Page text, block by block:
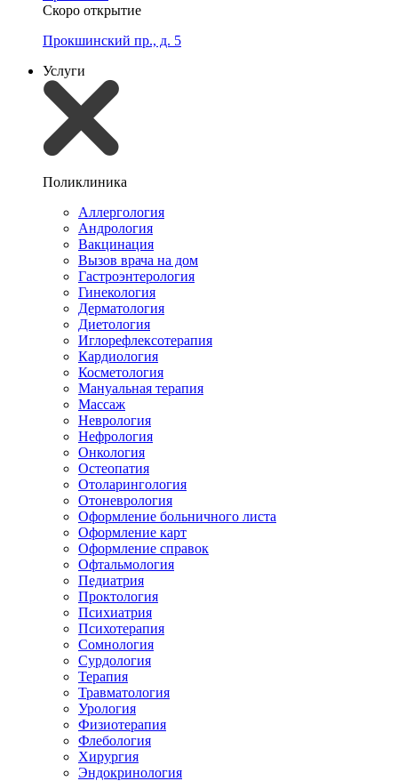
Скоро открытие
Прокшинский пр., д. 5
Услуги
Поликлиника
Аллергология
Андрология
Вакцинация
Вызов врача на дом
Гастроэнтерология
Гинекология
Дерматология
Диетология
Иглорефлексотерапия
Кардиология
Косметология
Мануальная терапия
Массаж
Неврология
Нефрология
Онкология
Остеопатия
Отоларингология
Отоневрология
Оформление больничного листа
Оформление карт
Оформление справок
Офтальмология
Педиатрия
Проктология
Психиатрия
Психотерапия
Сомнология
Сурдология
Терапия
Травматология
Урология
Физиотерапия
Флебология
Хирургия
Эндокринология